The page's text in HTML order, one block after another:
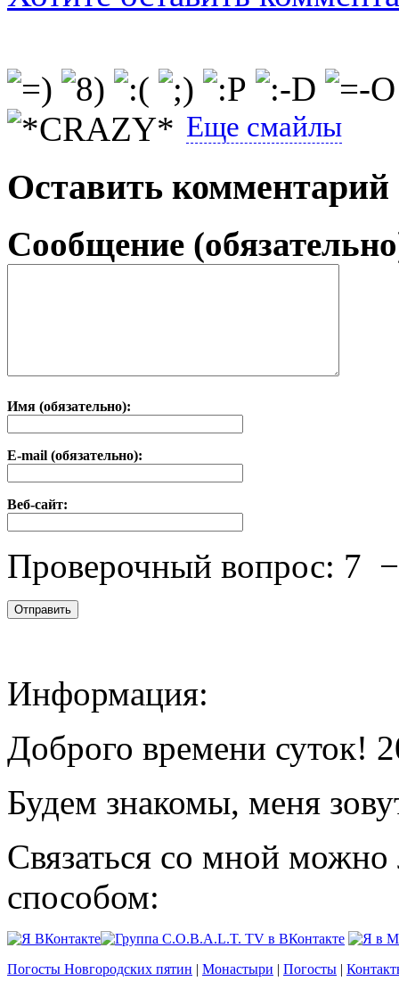
Еще смайлы
Оставить комментарий
Сообщение
Имя (обязательно):
E-mail (обязательно):
Веб-сайт:
Проверочный вопрос: 7
Информация:
Доброго времени суток!
Будем знакомы, меня
Связаться со мной
способом:
Погосты Новгородских пятин | Монастыри | Погосты |